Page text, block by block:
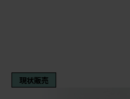
現状販売